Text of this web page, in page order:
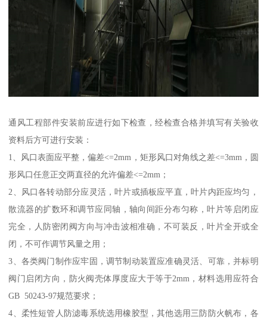
通风工程部件安装前应进行如下检查，经检查合格并填写有关验收
资料后方可进行安装：
1、风口表面应平整，偏差<=2mm，矩形风口对角线之差<=3mm，圆
形风口任意正交两直径的允许偏差<=2mm；
2、风口各转动部分应灵活，叶片或插板应平直，叶片内距应均匀，
散流器的扩数环和调节应同轴，轴向间距分布匀称，叶片等启闭应
完全，人防密闭阀方向与冲击波相准确，不可装反，叶片全开或全
闭，不可作调节风量之用；
3、各类阀门制作应牢固，调节制动装置应准确灵活、可靠，并标明
阀门启闭方向，防火阀壳体厚度应大于等于2mm，材料选用应符合
GB 50243-97规范要求；
4、柔性短管人防滤毒系统选用橡胶型，其他选用三防防火帆布，各